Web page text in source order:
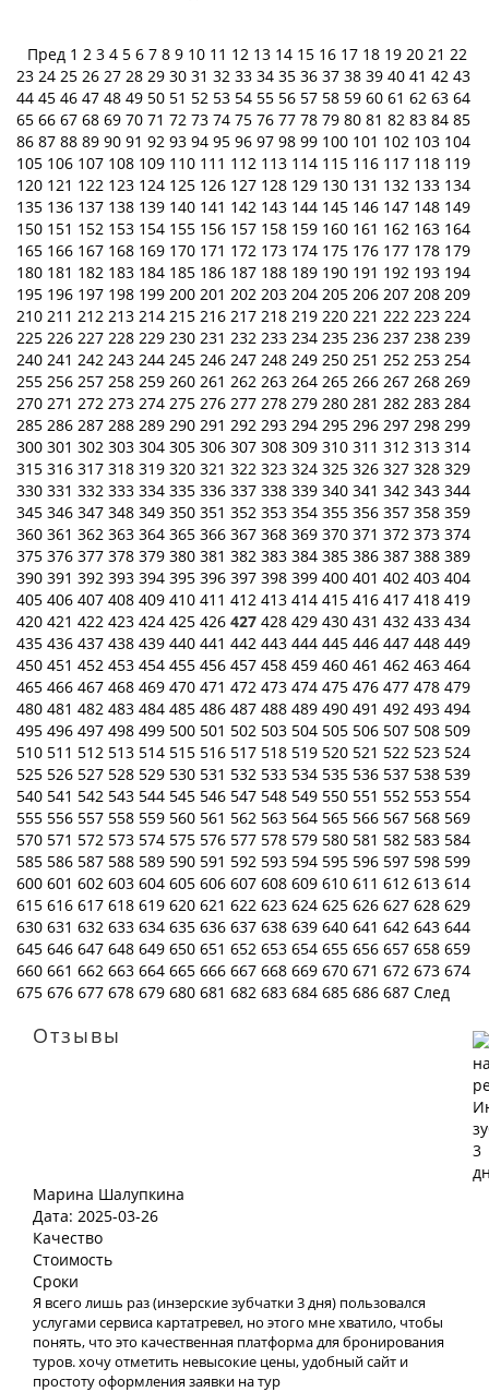
Пред 1 2 3 4 5 6 7 8 9 10 11 12 13 14 15 16 17 18 19 20 21 22
23 24 25 26 27 28 29 30 31 32 33 34 35 36 37 38 39 40 41 42 43
44 45 46 47 48 49 50 51 52 53 54 55 56 57 58 59 60 61 62 63 64
65 66 67 68 69 70 71 72 73 74 75 76 77 78 79 80 81 82 83 84 85
86 87 88 89 90 91 92 93 94 95 96 97 98 99 100 101 102 103 104
105 106 107 108 109 110 111 112 113 114 115 116 117 118 119
120 121 122 123 124 125 126 127 128 129 130 131 132 133 134
135 136 137 138 139 140 141 142 143 144 145 146 147 148 149
150 151 152 153 154 155 156 157 158 159 160 161 162 163 164
165 166 167 168 169 170 171 172 173 174 175 176 177 178 179
180 181 182 183 184 185 186 187 188 189 190 191 192 193 194
195 196 197 198 199 200 201 202 203 204 205 206 207 208 209
210 211 212 213 214 215 216 217 218 219 220 221 222 223 224
225 226 227 228 229 230 231 232 233 234 235 236 237 238 239
240 241 242 243 244 245 246 247 248 249 250 251 252 253 254
255 256 257 258 259 260 261 262 263 264 265 266 267 268 269
270 271 272 273 274 275 276 277 278 279 280 281 282 283 284
285 286 287 288 289 290 291 292 293 294 295 296 297 298 299
300 301 302 303 304 305 306 307 308 309 310 311 312 313 314
315 316 317 318 319 320 321 322 323 324 325 326 327 328 329
330 331 332 333 334 335 336 337 338 339 340 341 342 343 344
345 346 347 348 349 350 351 352 353 354 355 356 357 358 359
360 361 362 363 364 365 366 367 368 369 370 371 372 373 374
375 376 377 378 379 380 381 382 383 384 385 386 387 388 389
390 391 392 393 394 395 396 397 398 399 400 401 402 403 404
405 406 407 408 409 410 411 412 413 414 415 416 417 418 419
420 421 422 423 424 425 426 427 428 429 430 431 432 433 434
435 436 437 438 439 440 441 442 443 444 445 446 447 448 449
450 451 452 453 454 455 456 457 458 459 460 461 462 463 464
465 466 467 468 469 470 471 472 473 474 475 476 477 478 479
480 481 482 483 484 485 486 487 488 489 490 491 492 493 494
495 496 497 498 499 500 501 502 503 504 505 506 507 508 509
510 511 512 513 514 515 516 517 518 519 520 521 522 523 524
525 526 527 528 529 530 531 532 533 534 535 536 537 538 539
540 541 542 543 544 545 546 547 548 549 550 551 552 553 554
555 556 557 558 559 560 561 562 563 564 565 566 567 568 569
570 571 572 573 574 575 576 577 578 579 580 581 582 583 584
585 586 587 588 589 590 591 592 593 594 595 596 597 598 599
600 601 602 603 604 605 606 607 608 609 610 611 612 613 614
615 616 617 618 619 620 621 622 623 624 625 626 627 628 629
630 631 632 633 634 635 636 637 638 639 640 641 642 643 644
645 646 647 648 649 650 651 652 653 654 655 656 657 658 659
660 661 662 663 664 665 666 667 668 669 670 671 672 673 674
675 676 677 678 679 680 681 682 683 684 685 686 687 След
Отзывы
Марина Шалупкина
Дата: 2025-03-26
Качество
Стоимость
Сроки
Я всего лишь раз (инзерские зубчатки 3 дня) пользовался
услугами сервиса картатревел, но этого мне хватило, чтобы
понять, что это качественная платформа для бронирования
туров. хочу отметить невысокие цены, удобный сайт и
простоту оформления заявки на тур